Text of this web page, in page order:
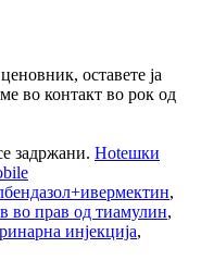
оставете ја
во контакт во рок од
задржани. Hotешки
,
во прав од тиамулин,
инјекција,